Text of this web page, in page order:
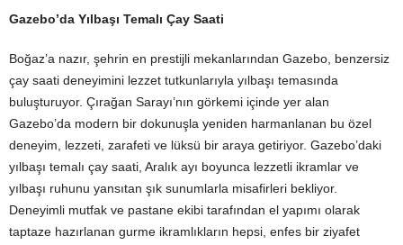
Gazebo’da Yılbaşı Temalı Çay Saati
Boğaz’a nazır, şehrin en prestijli mekanlarından Gazebo, benzersiz
çay saati deneyimini lezzet tutkunlarıyla yılbaşı temasında
buluşturuyor. Çırağan Sarayı’nın görkemi içinde yer alan
Gazebo’da modern bir dokunuşla yeniden harmanlanan bu özel
deneyim, lezzeti, zarafeti ve lüksü bir araya getiriyor. Gazebo’daki
yılbaşı temalı çay saati, Aralık ayı boyunca lezzetli ikramlar ve
yılbaşı ruhunu yansıtan şık sunumlarla misafirleri bekliyor.
Deneyimli mutfak ve pastane ekibi tarafından el yapımı olarak
taptaze hazırlanan gurme ikramlıkların hepsi, enfes bir ziyafet